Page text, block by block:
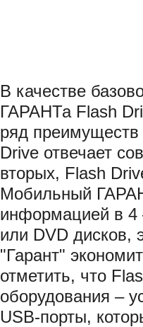
В качестве
ГАРАНТа Flash
ряд
Drive отвечает
вторых, Flash
Мобильный
информацией в 4
или DVD дисков,
"Гарант"
отметить, что
оборудования –
USB-порты,